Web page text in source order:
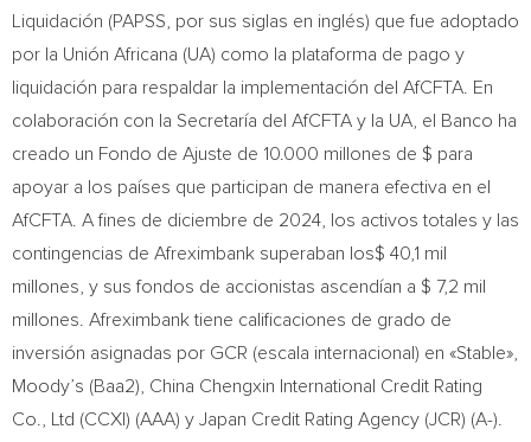
Liquidación (PAPSS, por sus siglas en inglés) que fue adoptado
por la Unión Africana (UA) como la plataforma de pago y
liquidación para respaldar la implementación del AfCFTA. En
colaboración con la Secretaría del AfCFTA y la UA, el Banco ha
creado un Fondo de Ajuste de 10.000 millones de $ para
apoyar a los países que participan de manera efectiva en el
AfCFTA. A fines de diciembre de 2024, los activos totales y las
contingencias de Afreximbank superaban los$ 40,1 mil
millones, y sus fondos de accionistas ascendían a $ 7,2 mil
millones. Afreximbank tiene calificaciones de grado de
inversión asignadas por GCR (escala internacional) en «Stable»,
Moody’s (Baa2), China Chengxin International Credit Rating
Co., Ltd (CCXI) (AAA) y Japan Credit Rating Agency (JCR) (A-).